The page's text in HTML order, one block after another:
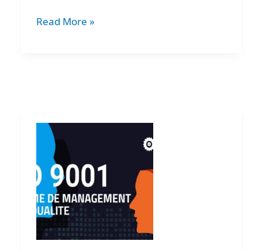
Read More »
Iso
9001
c’est
quoi
?
Ce
qu’il